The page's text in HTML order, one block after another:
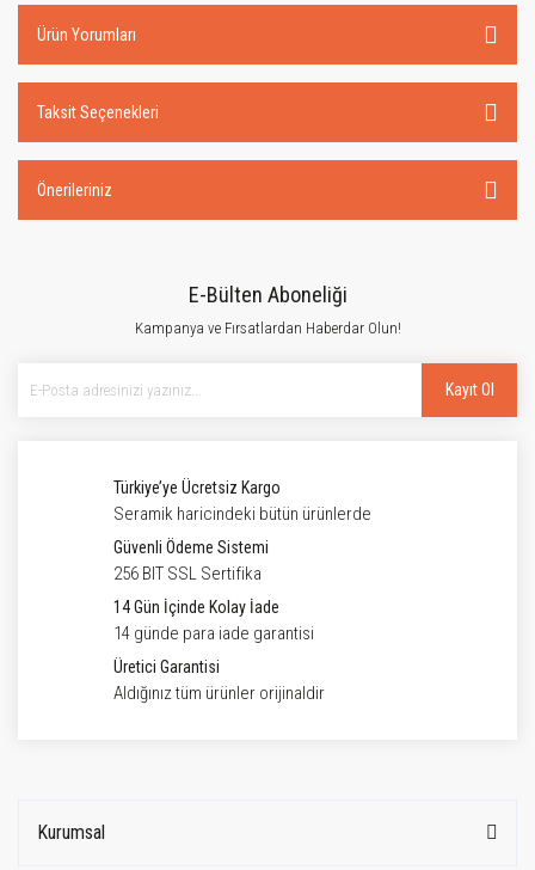
Ürün Yorumları
Taksit Seçenekleri
Önerileriniz
E-Bülten Aboneliği
Kampanya ve Fırsatlardan Haberdar Olun!
Kayıt Ol
Türkiye’ye Ücretsiz Kargo
Seramik haricindeki bütün ürünlerde
Güvenli Ödeme Sistemi
256 BIT SSL Sertifika
14 Gün İçinde Kolay İade
14 günde para iade garantisi
Üretici Garantisi
Aldığınız tüm ürünler orijinaldir
Kurumsal